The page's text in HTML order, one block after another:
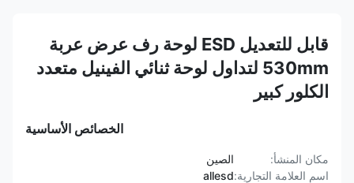
قابل للتعديل ESD لوحة رف عرض عربة
530mm لتداول لوحة ثنائي الفينيل متعدد
الكلور كبير
الخصائص الأساسية
مكان المنشأ:
الصين
اسم العلامة التجارية:allesd